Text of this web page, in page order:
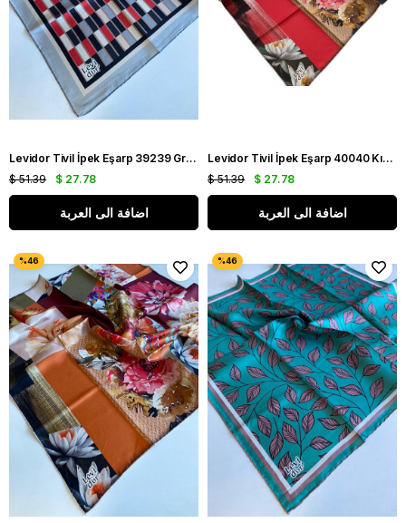
Levidor Tivil İpek Eşarp 39239 Gri Karışık Desen
$ 27.78
$ 51.39
اضافة الى العربة
Levidor Tivil İpek Eşarp 40040 Kırmızı Karışık Desen
$ 27.78
$ 51.39
اضافة الى العربة